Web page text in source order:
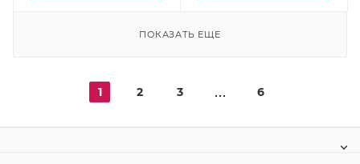
ПОКАЗАТЬ ЕЩЕ
1 2 3 6